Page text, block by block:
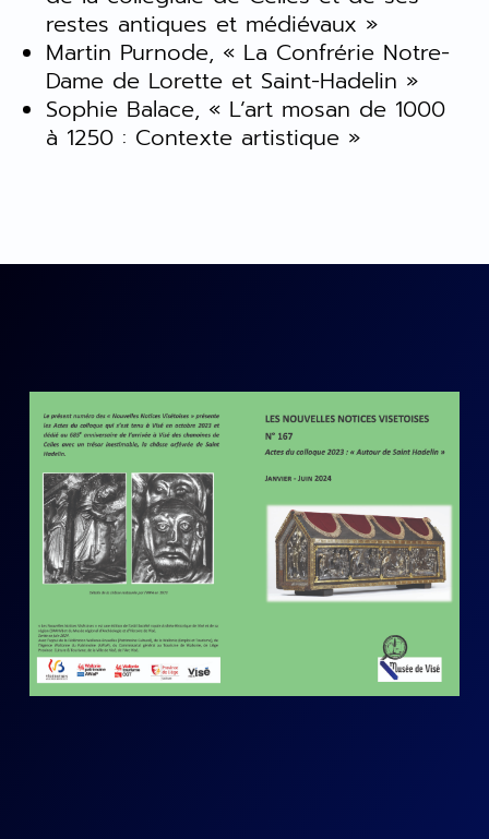
restes antiques et médiévaux »
Martin Purnode, « La Confrérie Notre-
Dame de Lorette et Saint-Hadelin »
Sophie Balace, « L’art mosan de 1000
à 1250 : Contexte artistique »